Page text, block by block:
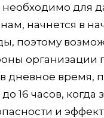
для
начнется в
поэтому
организации
дневное
16 часов,
и